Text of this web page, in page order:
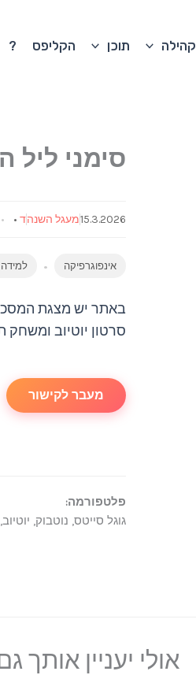
קהילה תוכן הקליפס ?
סימני ליל
15.3.2026מעגל השנהד •
אינפוגרפיקה
באתר יש מצגת
סרטון יוטיוב ומשחק
מעבר לקישור
פלטפורמה:
גוגל סייטס, נוטבוק,
אולי יעניין אותך